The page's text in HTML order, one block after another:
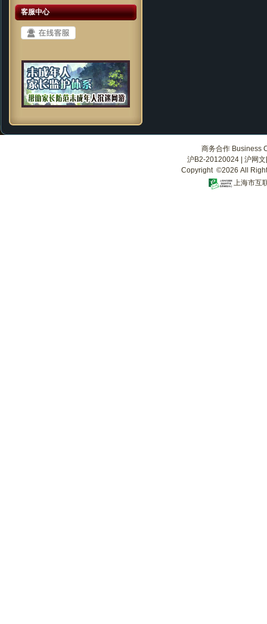
客服中心
商务合作 Business
沪B2-20120024
沪网
Copyright ©2026 All
上海市互